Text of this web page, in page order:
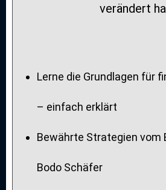
verändert
Lerne die Grundlagen für
– einfach erklärt
Bewährte Strategien vom
Bodo Schäfer